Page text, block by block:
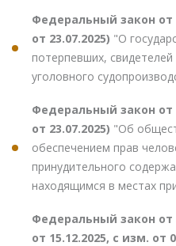
Федеральный закон от
от 23.07.2025) "О
потерпевших,
уголовного
Федеральный закон от
от 23.07.2025) "Об
обеспечением прав
принудительного
находящимся в местах
Федеральный закон от
от 15.12.2025, с изм. от